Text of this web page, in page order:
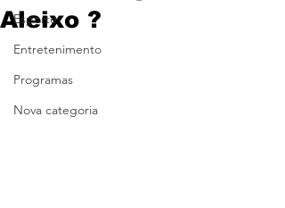
Esporte
Entretenimento
Programas
Nova categoria
Aleixo ?